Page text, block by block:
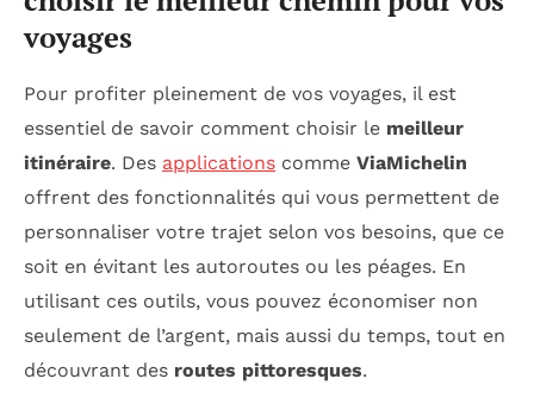
voyages
Pour profiter pleinement de vos voyages, il est
essentiel de savoir comment choisir le meilleur
itinéraire. Des applications comme ViaMichelin
offrent des fonctionnalités qui vous permettent de
personnaliser votre trajet selon vos besoins, que ce
soit en évitant les autoroutes ou les péages. En
utilisant ces outils, vous pouvez économiser non
seulement de l’argent, mais aussi du temps, tout en
découvrant des routes pittoresques.